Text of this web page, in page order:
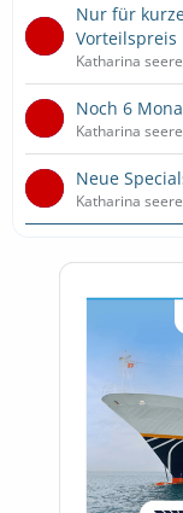
Nur für
Vorteilspreis
Katharina
Noch 6
Katharina
Neue
Katharina